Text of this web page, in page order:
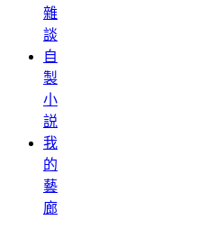
雜
談
自
製
小
説
我
的
藝
廊